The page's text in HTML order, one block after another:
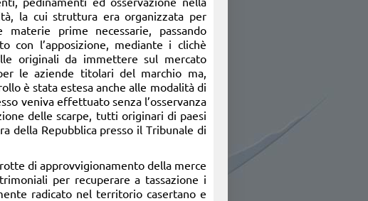
la cui struttura era organizzata per
prime necessarie, passando
con l’apposizione, mediante i clichè
originali da immettere sul mercato
le aziende titolari del marchio ma,
è stata estesa anche alle modalità di
veniva effettuato senza l’osservanza
delle scarpe, tutti originari di paesi
della Repubblica presso il Tribunale di
di approvvigionamento della merce
per recuperare a tassazione i
radicato nel territorio casertano e